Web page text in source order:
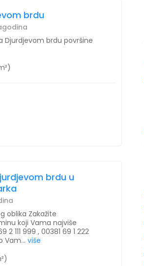
brdu
Djurdjevom brdu površine
brdu u
oblika Zakažite
koji Vama najviše
2 111 999 , 00381 69 1 222
Vam... više